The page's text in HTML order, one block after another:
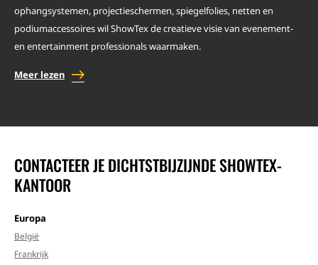
ophangsystemen, projectieschermen, spiegelfolies, netten en
podiumaccessoires wil ShowTex de creatieve visie van evenement-
en entertainment professionals waarmaken.
Meer lezen
CONTACTEER JE DICHTSTBIJZIJNDE SHOWTEX-
KANTOOR
Europa
België
Frankrijk